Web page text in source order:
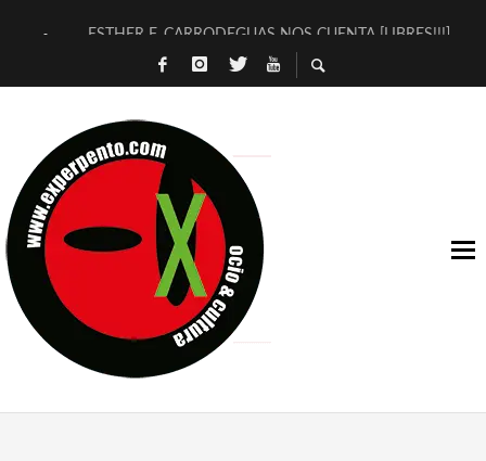
ESTHER F. CARRODEGUAS NOS CUENTA [LIBRES!!!]
[TERRA DE GUAPES] DE SANDRA MONFORT
TIMBRE 4, LA ESCUELA DEL DIRECTOR TEATRAL CLAUDIO
30 AÑOS (NO ES NADA) DE LA KATARSIS DEL TOMATAZO
MILITARES JUDÍAS EN #EXVITA
D’BALDOMEROS REINVENTAN [BITÁCORA 3.0] EN EXVITA
MARSHALL FLASH PRESENTA EN EXVITA [RELATIVA
JOFRE BARDAGÍ EN EXVITA INTERPRETANDO A SERRAT